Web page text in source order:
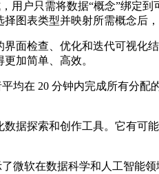
户只需将数据“概念”绑定
表类型并映射所需概念后
检查、优化和迭代可视化
加简单、高效。
在 20 分钟内完成所有分配
探索和创作工具。它有可
软在数据科学和人工智能